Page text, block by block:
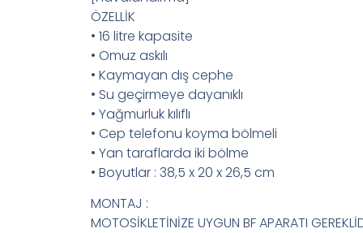
ÖZELLİK
• 16 litre kapasite
• Omuz askılı
• Kaymayan dış cephe
• Su geçirmeye dayanıklı
• Yağmurluk kılıflı
• Cep telefonu koyma bölmeli
• Yan taraflarda iki bölme
• Boyutlar : 38,5 x 20 x 26,5 cm
MONTAJ :
MOTOSİKLETİNİZE UYGUN BF APARATI